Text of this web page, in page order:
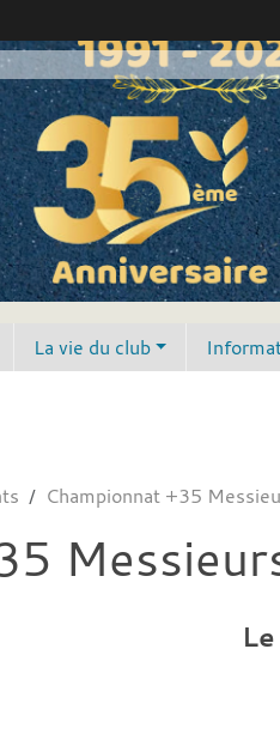
La vie du club
Championnat +35
Le